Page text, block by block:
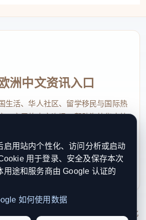
脉纽带。
批，真切体会到它的独特价值。”
辈鲜活的生活点滴与血脉温情。
缺憾，让其间“树状”的家族过往
次海外办展还促成了30余封“回
’是侨眷收到侨批后的回信，是侨批
成部分，承载着双向的情感流动
嘉透露，在馆藏5000余封侨批
少于正批，实属稀缺。
洲中文资讯入口
生活、华人社区、留学移民与国际热
、实用的中文资讯，帮助海外华人快
作：工作日优先处理站务、投稿与权
. All Rights Reserved. 本网站持续优化
启用站内个性化、访问分析或启动
用于登录、安全及保存本次
用途和服务商由 Google 认证的
如何使用数据